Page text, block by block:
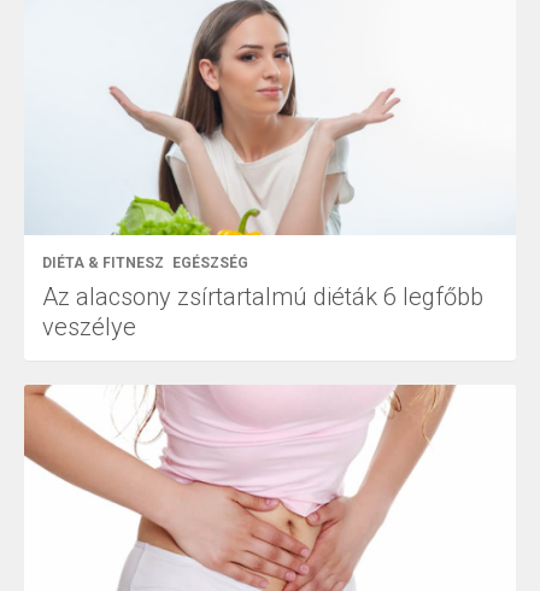
DIÉTA & FITNESZ EGÉSZSÉG
Az alacsony zsírtartalmú diéták 6 legfőbb
veszélye